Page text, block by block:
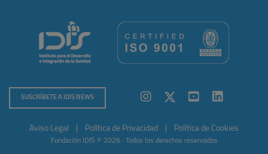
SUSCRÍBETE A IDIS NEWS
Aviso Legal Política de Privacidad Política de Cookies
Fundación IDIS © 2026 · Todos los derechos reservados